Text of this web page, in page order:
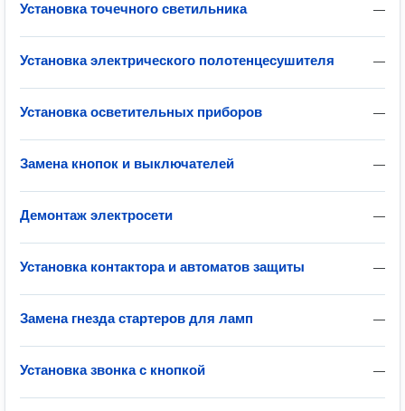
—
Установка точечного светильника
—
Установка электрического полотенцесушителя
—
Установка осветительных приборов
—
Замена кнопок и выключателей
—
Демонтаж электросети
—
Установка контактора и автоматов защиты
—
Замена гнезда стартеров для ламп
—
Установка звонка с кнопкой